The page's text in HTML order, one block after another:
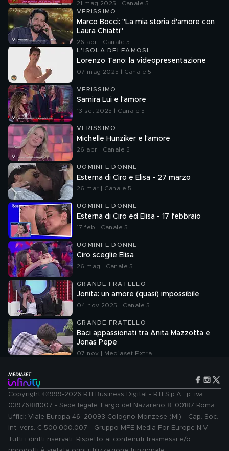
esperimento sociale di Valerio Staffelli
21 mag 2025 | Canale 5
VERISSIMO
Marco Bocci: "La mia storia d'amore con
Laura Chiatti"
26 apr | Canale 5
L'ISOLA DEI FAMOSI
Lorenzo Tano: la videopresentazione
07 mag 2025 | Canale 5
VERISSIMO
Samira Lui e l'amore
13 set 2025 | Canale 5
VERISSIMO
Michelle Hunziker e l'amore
26 apr | Canale 5
UOMINI E DONNE
Esterna di Ciro e Elisa - 27 marzo
26 mar | Canale 5
UOMINI E DONNE
Esterna di Ciro ed Elisa - 17 febbraio
17 feb | Canale 5
UOMINI E DONNE
Ciro sceglie Elisa
26 mag | Canale 5
GRANDE FRATELLO
Jonita: un amore (quasi) impossibile
04 nov 2025 | Canale 5
GRANDE FRATELLO
Baci appassionati tra Anita Mazzotta e
Jonas Pepe
07 nov | Mediaset Extra
Copyright ©1999-2026 RTI Business Digital - RTI S.p.A.: p. iva
03976881007 - Sede legale: Largo del Nazareno 8, 00187 Roma.
Uffici: Viale Europa 46, 20093 Cologno Monzese (MI) - Cap. Soc.
int. vers. € 500.000.007 - Gruppo MFE Media For Europe N.V. -
Tutti i diritti riservati. Rispetto ai contenuti trasmessi e/o